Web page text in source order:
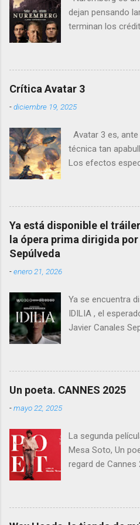
dejan pensando
terminan los
psicológico se
Núremberg tras la
pero no se limita
entre un
Crítica Avatar 3
-diciembre 19, 2025
Avatar 3 es,
técnica tan
Los efectos
otras películas,
inalcanzables
durante los
perfecto, fluido,
vuelve a
Ya está disponible el
la ópera prima dirigida
Sepúlveda
-enero 21, 2026
Ya se encuentra
IDILIA , el
Javier Canales
próximo 27 de
recorrido por
internacionales, la
Un poeta. CANNES 2025
-mayo 22, 2025
La segunda
Mesa Soto, Un
regard de Cannes
sobre la
masculina, y la
poesía en un